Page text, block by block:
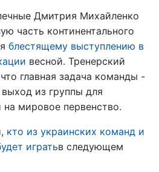
Дмитрия Михайленко
часть континентального
блестящему выступлению в
весной. Тренерский
главная задача команды -
из группы для
на мировое первенство.
кто из украинских команд и
игратьв следующем